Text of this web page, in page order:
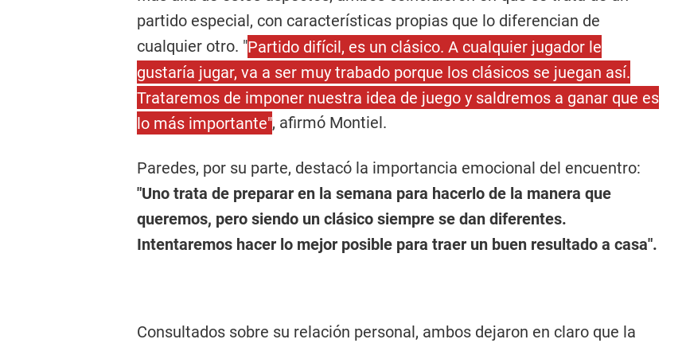
partido especial, con características propias que lo diferencian de
cualquier otro. "Partido difícil, es un clásico. A cualquier jugador le
gustaría jugar, va a ser muy trabado porque los clásicos se juegan así.
Trataremos de imponer nuestra idea de juego y saldremos a ganar que es
lo más importante", afirmó Montiel.
Paredes, por su parte, destacó la importancia emocional del encuentro:
"Uno trata de preparar en la semana para hacerlo de la manera que
queremos, pero siendo un clásico siempre se dan diferentes.
Intentaremos hacer lo mejor posible para traer un buen resultado a casa".
Consultados sobre su relación personal, ambos dejaron en claro que la